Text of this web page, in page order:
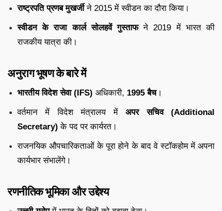
राष्ट्रपतिप्रणबमुखर्जी ने 2015मेंस्वीडनकादौराकिया।
स्वीडनकेराजाकार्लसोलहवेंगुस्ताफ ने 2019में भारतकी
राजकीययात्राकी।
अनुरागभूषणकेबारेमें
भारतीयविदेशसेवा (IFS) अधिकारी, 1995बैच।
वर्तमानमेंविदेशमंत्रालयमेंअपरसचिव (Additional
Secretary) केपदपरकार्यरत।
राजनयिकऔपचारिकताओंकेपूराहोनेकेबादवेस्टॉकहोममेंअपना
कार्यभारसंभालेंगे।
रणनीतिकभूमिकाऔरउद्देश्य